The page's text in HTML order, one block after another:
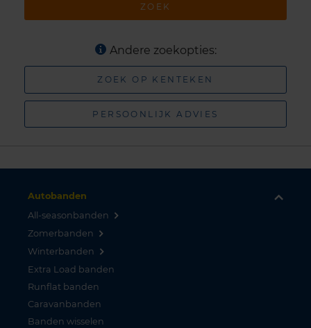
ZOEK
Andere zoekopties:
ZOEK OP KENTEKEN
PERSOONLIJK ADVIES
Autobanden
All-seasonbanden
Zomerbanden
Winterbanden
Extra Load banden
Runflat banden
Caravanbanden
Banden wisselen